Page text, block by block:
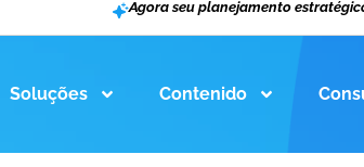
Agora seu planejamento
Soluções Contenido